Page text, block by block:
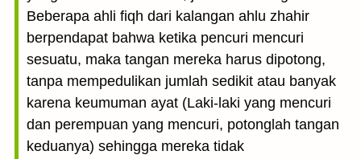
Beberapa ahli fiqh dari kalangan ahlu zhahir
berpendapat bahwa ketika pencuri mencuri
sesuatu, maka tangan mereka harus dipotong,
tanpa mempedulikan jumlah sedikit atau banyak
karena keumuman ayat (Laki-laki yang mencuri
dan perempuan yang mencuri, potonglah tangan
keduanya) sehingga mereka tidak